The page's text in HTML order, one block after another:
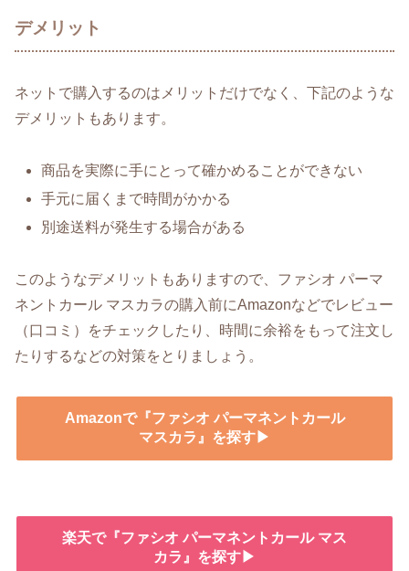
デメリット
ネットで購入するのはメリットだけでなく、下記のような
デメリットもあります。
商品を実際に手にとって確かめることができない
手元に届くまで時間がかかる
別途送料が発生する場合がある
このようなデメリットもありますので、ファシオ パーマ
ネントカール マスカラの購入前にAmazonなどでレビュー
（口コミ）をチェックしたり、時間に余裕をもって注文し
たりするなどの対策をとりましょう。
Amazonで『ファシオ パーマネントカール
マスカラ』を探す▶
楽天で『ファシオ パーマネントカール マス
カラ』を探す▶